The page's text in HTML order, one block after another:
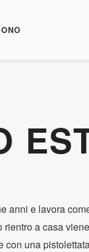
anni e lavora
a casa
con una